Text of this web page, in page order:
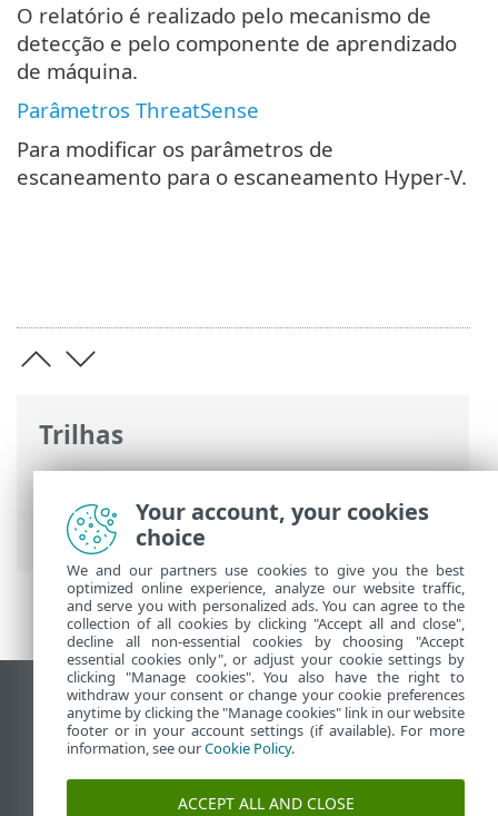
Trilhas
Ajuda on-line ESET>ESET Server Security
Configuração avançada >Detection
engine> Escaneamento Hyper-V
O relatório é realizado pelo mecanismo de
detecção e pelo componente de aprendizado
de máquina.
Parâmetros ThreatSense
Para modificar os parâmetros de
escaneamento para o escaneamento Hyper-V.
Ver site para desktop
End of Life
Base de conhecimento ESET
Fórum ESET
Your account, your cookies
choice
We and our partners use cookies to give you the best
optimized online experience, analyze our website traffic,
and serve you with personalized ads. You can agree to the
collection of all cookies by clicking "Accept all and close",
decline all non-essential cookies by choosing "Accept
essential cookies only", or adjust your cookie settings by
clicking "Manage cookies". You also have the right to
withdraw your consent or change your cookie preferences
anytime by clicking the "Manage cookies" link in our website
footer or in your account settings (if available). For more
information, see ourCookie Policy.
ACCEPT ALL AND CLOSE